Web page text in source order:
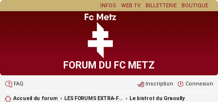
BOUTIQUE
BILLETTERIE
WEB TV
INFOS
FORUM DU FC METZ
FAQ Connexion
Inscription
Accueil du forum LES FORUMS EXTRA-FOOT ET LES JEUX Le bistrot du Graoully